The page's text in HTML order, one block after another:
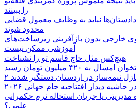
را ببینند
نباید به وظایف معمول قضایی
محدود شوند
خارجی بدون بازآفرینی زیرساخت‌های
آموزشی ممکن نیست
هیچ‌کس مثل حاج قاسم تو را نشناخت
۴۲۰ میلیون تومان رسید
نیمه‌ساز در اردستان دستگیر شدند
دیدار افتتاحیه جام جهانی ۲۰۲۶
یا جریان استحاله نرم حکمرانی
علمی؟